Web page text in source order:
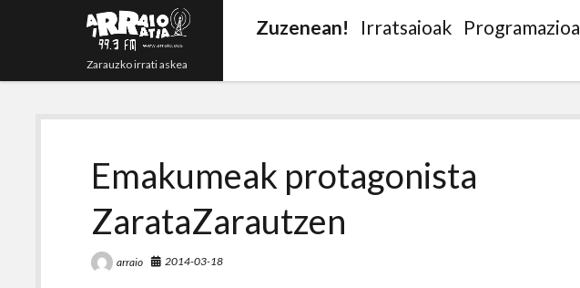
Zarauzko irrati askea
Zuzenean! Irratsaioak Programazioa
Emakumeak protagonista
ZarataZarautzen
arraio 2014-03-18